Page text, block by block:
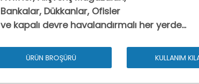
Bankalar, Dükkanlar, Ofisler
ve kapalı devre havalandırmalı her yerde...
ÜRÜN BROŞÜRÜ KULLANIM